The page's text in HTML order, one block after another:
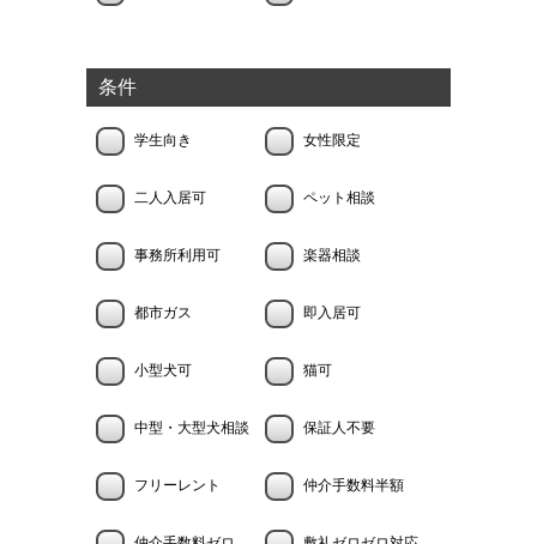
条件
学生向き 女性限定
二人入居可 ペット相談
事務所利用可 楽器相談
都市ガス 即入居可
小型犬可 猫可
中型・大型犬相談 保証人不要
フリーレント 仲介手数料半額